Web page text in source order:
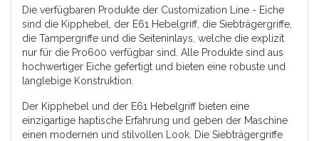
Die verfügbaren Produkte der Customization Line - Eiche
sind die Kipphebel, der E61 Hebelgriff, die Siebträgergriffe,
die Tampergriffe und die Seiteninlays, welche die explizit
nur für die Pro600 verfügbar sind. Alle Produkte sind aus
hochwertiger Eiche gefertigt und bieten eine robuste und
langlebige Konstruktion.
Der Kipphebel und der E61 Hebelgriff bieten eine
einzigartige haptische Erfahrung und geben der Maschine
einen modernen und stilvollen Look. Die Siebträgergriffe